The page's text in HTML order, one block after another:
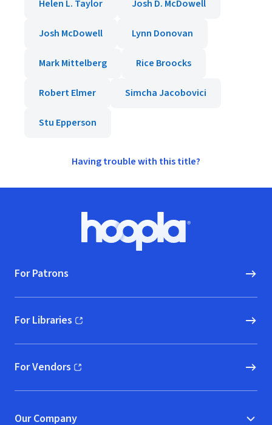
Helen L. Taylor Josh D. McDowell
Josh McDowell Lynn Donovan
Mark Mittelberg Rice Broocks
Robert Elmer Simcha Jacobovici
Stu Epperson
Having trouble with this title?
Hoopla logo, Go to homepage
For Patrons
For Libraries
(opens in new window)
For Vendors
(opens in new window)
Our Company